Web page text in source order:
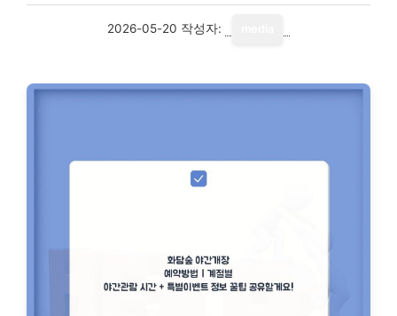
2026-05-20 작성자: